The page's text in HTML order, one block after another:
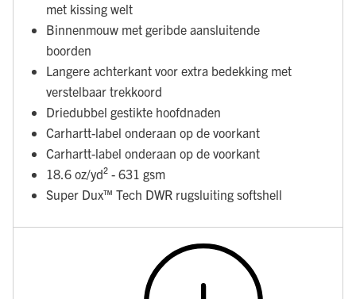
met kissing welt
Binnenmouw met geribde aansluitende
boorden
Langere achterkant voor extra bedekking met
verstelbaar trekkoord
Driedubbel gestikte hoofdnaden
Carhartt-label onderaan op de voorkant
Carhartt-label onderaan op de voorkant
18.6 oz/yd² - 631 gsm
Super Dux™ Tech DWR rugsluiting softshell